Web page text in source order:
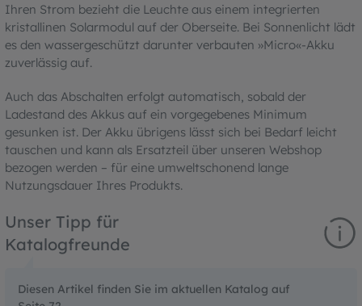
Ihren Strom bezieht die Leuchte aus einem integrierten
kristallinen Solarmodul auf der Oberseite. Bei Sonnenlicht lädt
es den wassergeschützt darunter verbauten »Micro«-Akku
zuverlässig auf.
Auch das Abschalten erfolgt automatisch, sobald der
Ladestand des Akkus auf ein vorgegebenes Minimum
gesunken ist. Der Akku übrigens lässt sich bei Bedarf leicht
tauschen und kann als Ersatzteil über unseren Webshop
bezogen werden – für eine umweltschonend lange
Nutzungsdauer Ihres Produkts.
Unser Tipp für
Katalogfreunde
Diesen Artikel finden Sie im aktuellen Katalog auf